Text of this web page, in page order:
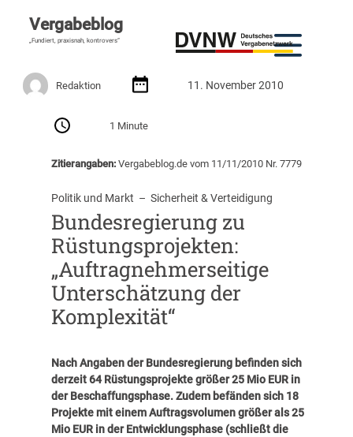
Vergabeblog
„Fundiert, praxisnah, kontrovers“
Redaktion 11. November 2010
1 Minute
Zitierangaben:Vergabeblog.de vom 11/11/2010 Nr. 7779
Politik und Markt
  –
Sicherheit & Verteidigung
Bundesregierung zu
Rüstungsprojekten:
„Auftragnehmerseitige
Unterschätzung der
Komplexität“
Nach Angaben der Bundesregierung befinden sich
derzeit 64 Rüstungsprojekte größer 25 Mio EUR in
der Beschaffungsphase. Zudem befänden sich 18
Projekte mit einem Auftragsvolumen größer als 25
Mio EUR in der Entwicklungsphase (schließt die